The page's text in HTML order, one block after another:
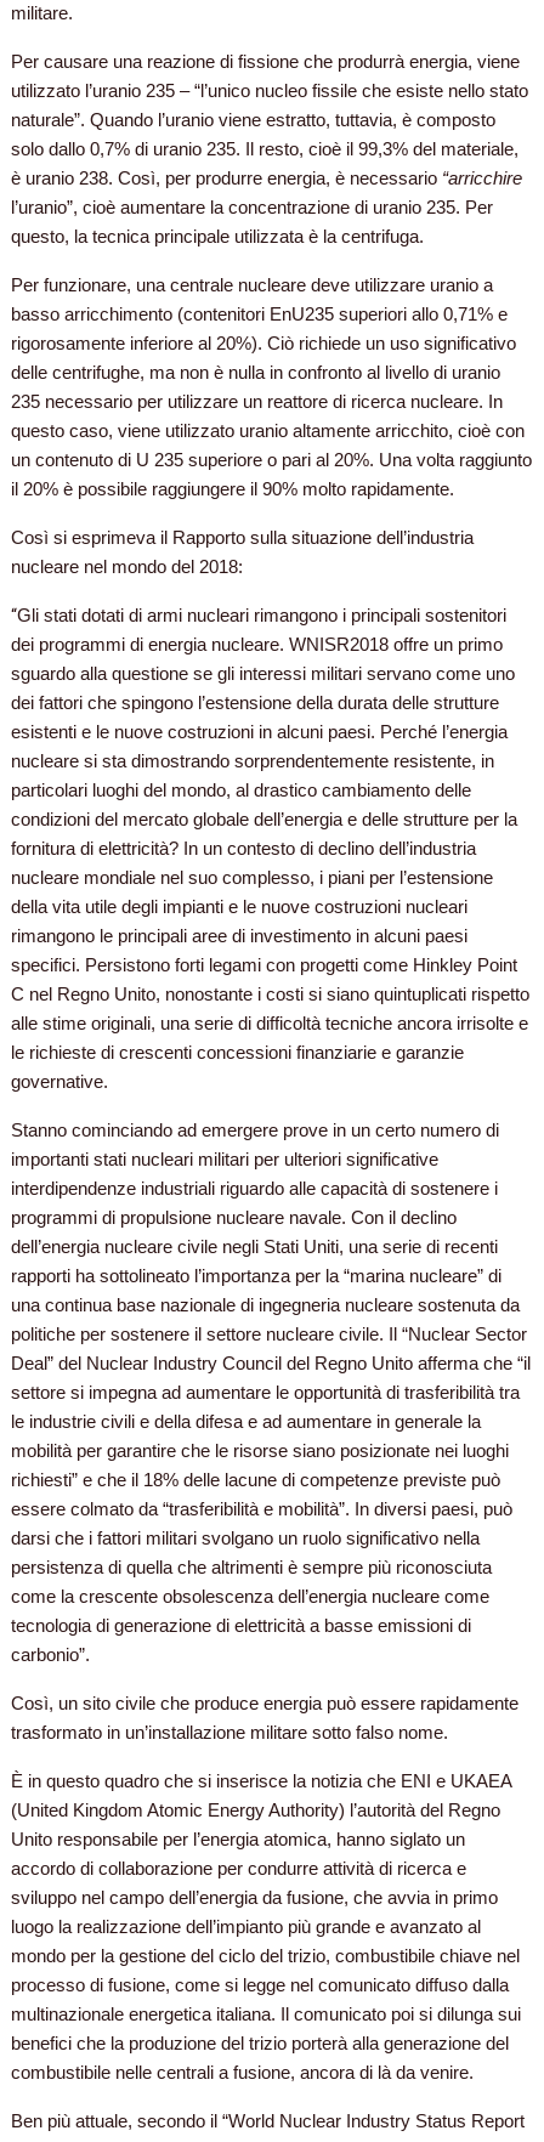
militare.
Per causare una reazione di fissione che produrrà energia, viene
utilizzato l’uranio 235 – “l’unico nucleo fissile che esiste nello stato
naturale”. Quando l’uranio viene estratto, tuttavia, è composto
solo dallo 0,7% di uranio 235. Il resto, cioè il 99,3% del materiale,
è uranio 238. Così, per produrre energia, è necessario “arricchire
l’uranio”, cioè aumentare la concentrazione di uranio 235. Per
questo, la tecnica principale utilizzata è la centrifuga.
Per funzionare, una centrale nucleare deve utilizzare uranio a
basso arricchimento (contenitori EnU235 superiori allo 0,71% e
rigorosamente inferiore al 20%). Ciò richiede un uso significativo
delle centrifughe, ma non è nulla in confronto al livello di uranio
235 necessario per utilizzare un reattore di ricerca nucleare. In
questo caso, viene utilizzato uranio altamente arricchito, cioè con
un contenuto di U 235 superiore o pari al 20%. Una volta raggiunto
il 20% è possibile raggiungere il 90% molto rapidamente.
Così si esprimeva il Rapporto sulla situazione dell’industria
nucleare nel mondo del 2018:
“Gli stati dotati di armi nucleari rimangono i principali sostenitori
dei programmi di energia nucleare. WNISR2018 offre un primo
sguardo alla questione se gli interessi militari servano come uno
dei fattori che spingono l’estensione della durata delle strutture
esistenti e le nuove costruzioni in alcuni paesi. Perché l’energia
nucleare si sta dimostrando sorprendentemente resistente, in
particolari luoghi del mondo, al drastico cambiamento delle
condizioni del mercato globale dell’energia e delle strutture per la
fornitura di elettricità? In un contesto di declino dell’industria
nucleare mondiale nel suo complesso, i piani per l’estensione
della vita utile degli impianti e le nuove costruzioni nucleari
rimangono le principali aree di investimento in alcuni paesi
specifici. Persistono forti legami con progetti come Hinkley Point
C nel Regno Unito, nonostante i costi si siano quintuplicati rispetto
alle stime originali, una serie di difficoltà tecniche ancora irrisolte e
le richieste di crescenti concessioni finanziarie e garanzie
governative.
Stanno cominciando ad emergere prove in un certo numero di
importanti stati nucleari militari per ulteriori significative
interdipendenze industriali riguardo alle capacità di sostenere i
programmi di propulsione nucleare navale. Con il declino
dell’energia nucleare civile negli Stati Uniti, una serie di recenti
rapporti ha sottolineato l’importanza per la “marina nucleare” di
una continua base nazionale di ingegneria nucleare sostenuta da
politiche per sostenere il settore nucleare civile. Il “Nuclear Sector
Deal” del Nuclear Industry Council del Regno Unito afferma che “il
settore si impegna ad aumentare le opportunità di trasferibilità tra
le industrie civili e della difesa e ad aumentare in generale la
mobilità per garantire che le risorse siano posizionate nei luoghi
richiesti” e che il 18% delle lacune di competenze previste può
essere colmato da “trasferibilità e mobilità”. In diversi paesi, può
darsi che i fattori militari svolgano un ruolo significativo nella
persistenza di quella che altrimenti è sempre più riconosciuta
come la crescente obsolescenza dell’energia nucleare come
tecnologia di generazione di elettricità a basse emissioni di
carbonio”.
Così, un sito civile che produce energia può essere rapidamente
trasformato in un’installazione militare sotto falso nome.
È in questo quadro che si inserisce la notizia che ENI e UKAEA
(United Kingdom Atomic Energy Authority) l’autorità del Regno
Unito responsabile per l’energia atomica, hanno siglato un
accordo di collaborazione per condurre attività di ricerca e
sviluppo nel campo dell’energia da fusione, che avvia in primo
luogo la realizzazione dell’impianto più grande e avanzato al
mondo per la gestione del ciclo del trizio, combustibile chiave nel
processo di fusione, come si legge nel comunicato diffuso dalla
multinazionale energetica italiana. Il comunicato poi si dilunga sui
benefici che la produzione del trizio porterà alla generazione del
combustibile nelle centrali a fusione, ancora di là da venire.
Ben più attuale, secondo il “World Nuclear Industry Status Report